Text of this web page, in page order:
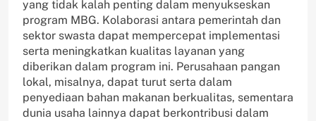
yang tidak kalah penting dalam menyukseskan
program MBG. Kolaborasi antara pemerintah dan
sektor swasta dapat mempercepat implementasi
serta meningkatkan kualitas layanan yang
diberikan dalam program ini. Perusahaan pangan
lokal, misalnya, dapat turut serta dalam
penyediaan bahan makanan berkualitas, sementara
dunia usaha lainnya dapat berkontribusi dalam